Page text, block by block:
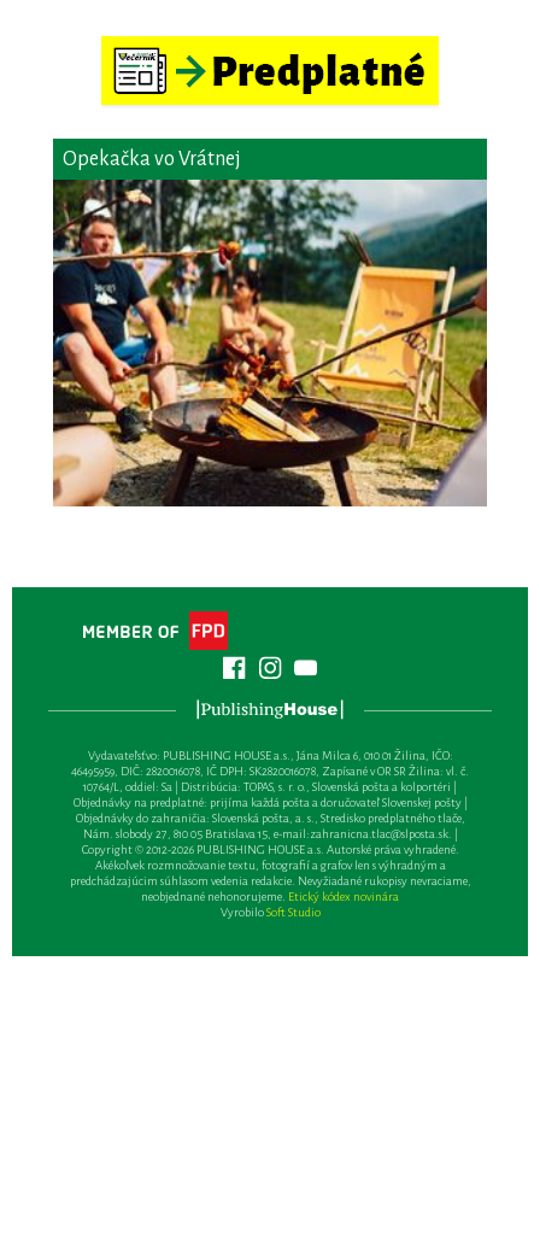
Opekačka vo Vrátnej
Vydavateľsťvo: PUBLISHING HOUSE a.s., Jána Milca 6, 010 01 Žilina, IČO:
46495959, DIČ: 2820016078, IČ DPH: SK2820016078, Zapísané v OR SR Žilina: vl. č.
10764/L, oddiel: Sa | Distribúcia: TOPAS, s. r. o., Slovenská pošta a kolportéri |
Objednávky na predplatné: prijíma každá pošta a doručovateľ Slovenskej pošty |
Objednávky do zahraničia: Slovenská pošta, a. s., Stredisko predplatného tlače,
Nám. slobody 27, 810 05 Bratislava 15, e-mail:zahranicna.tlac@slposta.sk. |
Copyright © 2012-2026 PUBLISHING HOUSE a.s. Autorské práva vyhradené.
Akékoľvek rozmnožovanie textu, fotografií a grafov len s výhradným a
predchádzajúcim súhlasom vedenia redakcie. Nevyžiadané rukopisy nevraciame,
neobjednané nehonorujeme. Etický kódex novinára
VyrobiloSoft Studio